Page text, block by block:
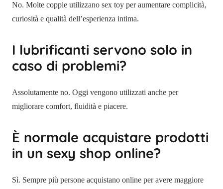
No. Molte coppie utilizzano sex toy per aumentare complicità,
curiosità e qualità dell’esperienza intima.
I lubrificanti servono solo in
caso di problemi?
Assolutamente no. Oggi vengono utilizzati anche per
migliorare comfort, fluidità e piacere.
È normale acquistare prodotti
in un sexy shop online?
Sì. Sempre più persone acquistano online per avere maggiore